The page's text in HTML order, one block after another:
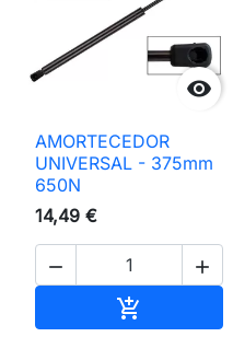

AMORTECEDOR
UNIVERSAL - 375mm
650N
14,49 €
 
